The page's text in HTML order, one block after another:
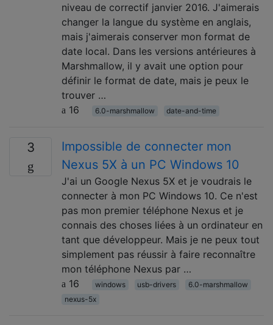
niveau de correctif janvier 2016. J'aimerais
changer la langue du système en anglais,
mais j'aimerais conserver mon format de
date local. Dans les versions antérieures à
Marshmallow, il y avait une option pour
définir le format de date, mais je peux le
trouver …
16
6.0-marshmallow date-and-time
3
Impossible de connecter mon
Nexus 5X à un PC Windows 10
J'ai un Google Nexus 5X et je voudrais le
connecter à mon PC Windows 10. Ce n'est
pas mon premier téléphone Nexus et je
connais des choses liées à un ordinateur en
tant que développeur. Mais je ne peux tout
simplement pas réussir à faire reconnaître
mon téléphone Nexus par …
16
windows usb-drivers
6.0-marshmallow
nexus-5x